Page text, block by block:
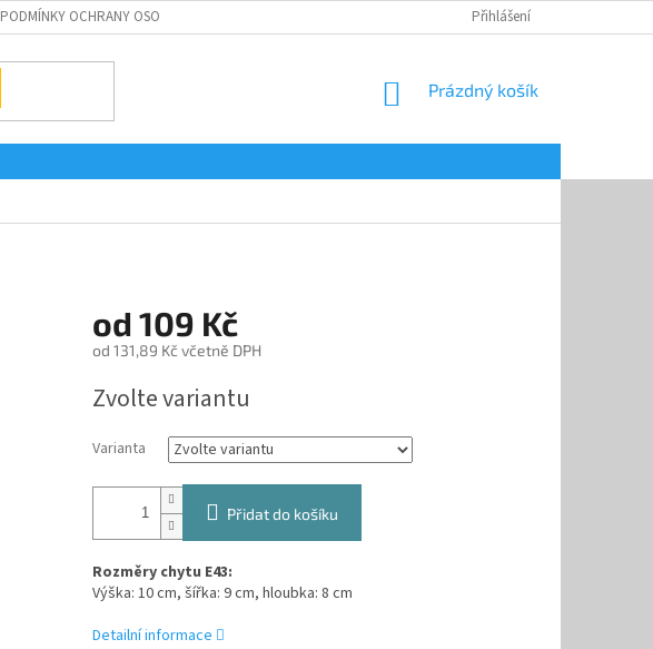
PODMÍNKY OCHRANY OSOBNÍCH ÚDAJŮ Přihlášení
NÁKUPNÍ
Prázdný košík
od 109 Kč
od 131,89 Kčvčetně DPH
cena:
Zvolte variantu
Varianta
Přidat do košíku
Rozměry chytu E43:
Výška: 10 cm, šířka: 9 cm, hloubka: 8 cm
Detailní informace